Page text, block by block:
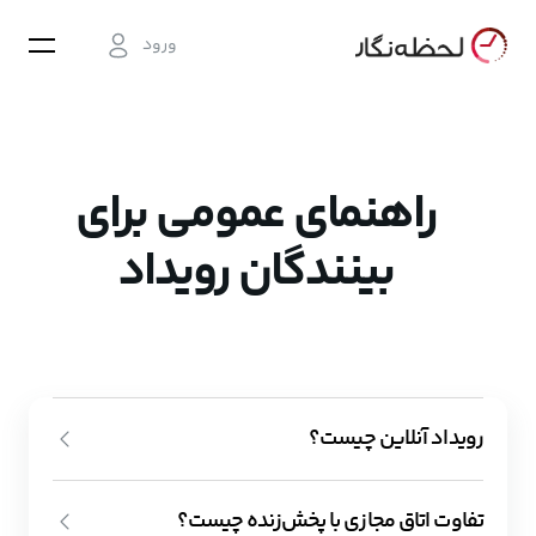
ورود
راهنمای عمومی برای
بینندگان رویداد
رویداد آنلاین چیست؟
شود، رویداد آنلاین گفته می‌شود. رویدادهای آنلاین انواع و
تفاوت اتاق مجازی با پخش‌زنده چیست؟